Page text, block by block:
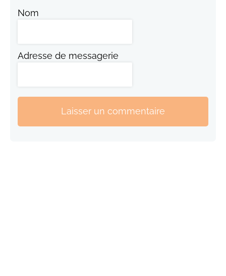
Nom
Adresse de messagerie
Laisser un commentaire